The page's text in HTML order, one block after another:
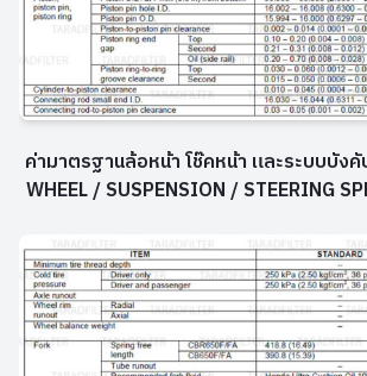
ค่ามาตรฐานล้อหน้า โช๊คหน้า และระบบบัง
WHEEL / SUSPENSION / STEERING